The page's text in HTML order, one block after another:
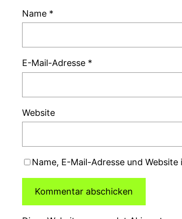
Name *
E-Mail-Adresse *
Website
Name, E-Mail-Adresse und